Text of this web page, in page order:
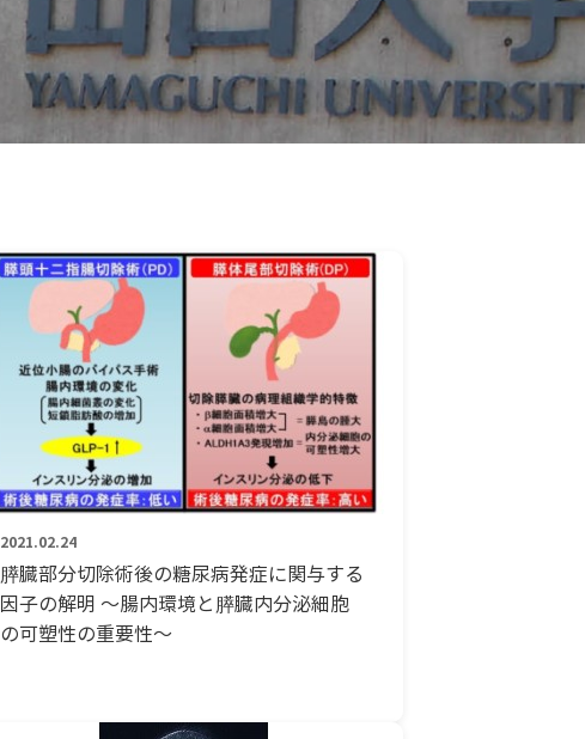
2021.02.24
膵臓部分切除術後の糖尿病発症に関与する
因子の解明 ～腸内環境と膵臓内分泌細胞
の可塑性の重要性～